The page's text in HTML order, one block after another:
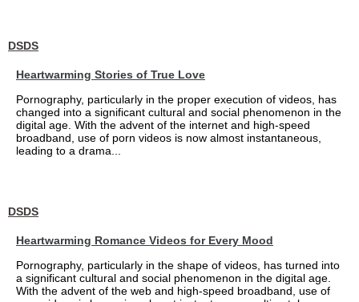
DSDS
Heartwarming Stories of True Love
Pornography, particularly in the proper execution of videos, has
changed into a significant cultural and social phenomenon in the
digital age. With the advent of the internet and high-speed
broadband, use of porn videos is now almost instantaneous,
leading to a drama...
DSDS
Heartwarming Romance Videos for Every Mood
Pornography, particularly in the shape of videos, has turned into
a significant cultural and social phenomenon in the digital age.
With the advent of the web and high-speed broadband, use of